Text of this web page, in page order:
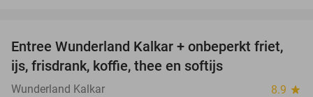
32%
Entree Wunderland Kalkar + onbeperkt friet,
ijs, frisdrank, koffie, thee en softijs
Wunderland Kalkar 8.9 star